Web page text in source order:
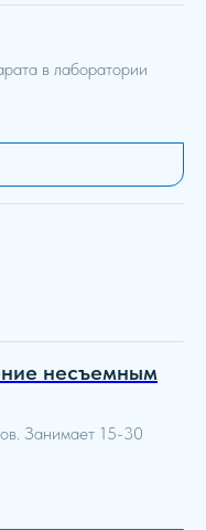
в лаборатории
несъемным
Занимает 15-30